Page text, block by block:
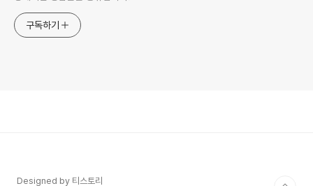
구독하기
Designed by 티스토리